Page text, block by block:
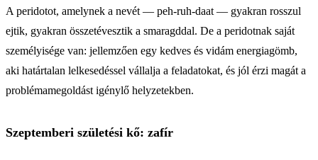
A peridotot, amelynek a nevét — peh-ruh-daat — gyakran rosszul
ejtik, gyakran összetévesztik a smaragddal. De a peridotnak saját
személyisége van: jellemzően egy kedves és vidám energiagömb,
aki határtalan lelkesedéssel vállalja a feladatokat, és jól érzi magát a
problémamegoldást igénylő helyzetekben.
Szeptemberi születési kő: zafír